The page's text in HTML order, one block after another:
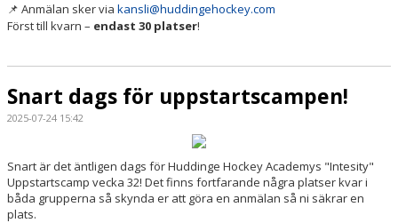
📌 Anmälan sker via kansli@huddingehockey.com
Först till kvarn – endast 30 platser!
Snart dags för uppstartscampen!
2025-07-24 15:42
Snart är det äntligen dags för Huddinge Hockey Academys "Intesity"
Uppstartscamp vecka 32! Det finns fortfarande några platser kvar i
båda grupperna så skynda er att göra en anmälan så ni säkrar en
plats.